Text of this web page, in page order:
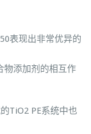
表现出非常优异的
物添加剂的相互作
TiO2 PE系统中也